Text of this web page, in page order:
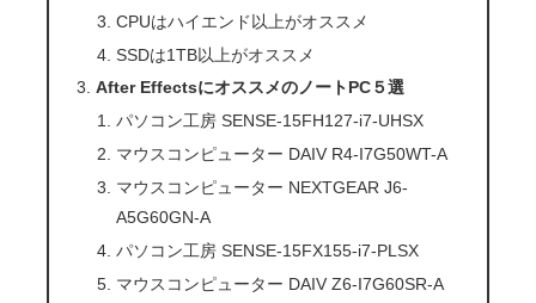
CPUはハイエンド以上がオススメ
SSDは1TB以上がオススメ
After EffectsにオススメのノートPC５選
パソコン工房 SENSE-15FH127-i7-UHSX
マウスコンピューター DAIV R4-I7G50WT-A
マウスコンピューター NEXTGEAR J6-
A5G60GN-A
パソコン工房 SENSE-15FX155-i7-PLSX
マウスコンピューター DAIV Z6-I7G60SR-A